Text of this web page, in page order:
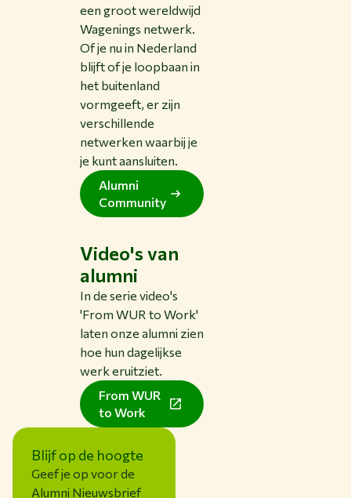
een groot wereldwijd
Wagenings netwerk.
Of je nu in Nederland
blijft of je loopbaan in
het buitenland
vormgeeft, er zijn
verschillende
netwerken waarbij je
je kunt aansluiten.
Alumni
Community
Video's van
alumni
In de serie video's
'From WUR to Work'
laten onze alumni zien
hoe hun dagelijkse
werk eruitziet.
From WUR
to Work
Blijf op de hoogte
Geef je op voor de
Alumni Nieuwsbrief